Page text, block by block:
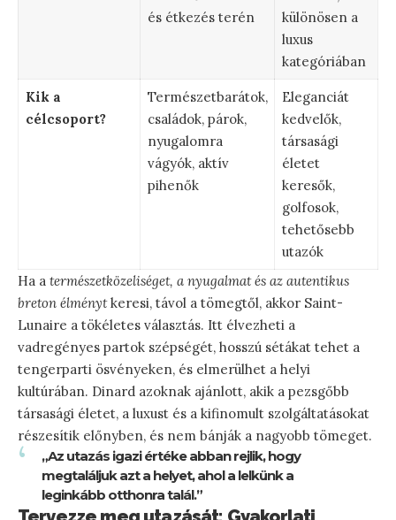
és étkezés terén
különösen a
luxus
kategóriában
Kik a
célcsoport?
Természetbarátok,
családok, párok,
nyugalomra
vágyók, aktív
pihenők
Eleganciát
kedvelők,
társasági
életet
keresők,
golfosok,
tehetősebb
utazók
Ha a természetközeliséget, a nyugalmat és az autentikus
breton élménytkeresi, távol a tömegtől, akkor Saint-
Lunaire a tökéletes választás. Itt élvezheti a
vadregényes partok szépségét, hosszú sétákat tehet a
tengerparti ösvényeken, és elmerülhet a helyi
kultúrában. Dinard azoknak ajánlott, akik a pezsgőbb
társasági életet, a luxust és a kifinomult szolgáltatásokat
részesítik előnyben, és nem bánják a nagyobb tömeget.
„Az utazás igazi értéke abban rejlik, hogy
megtaláljuk azt a helyet, ahol a lelkünk a
leginkább otthonra talál.”